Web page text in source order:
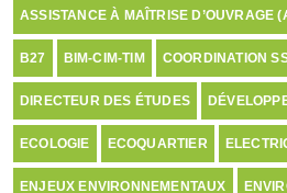
ASSISTANCE À MAÎTRISE D’OUVRAGE
B27 BIM-CIM-TIM COORDINATION
DIRECTEUR DES ÉTUDES
ECOLOGIE ECOQUARTIER
ENJEUX ENVIRONNEMENTAUX